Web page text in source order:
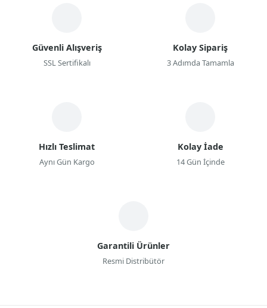
Güvenli Alışveriş
SSL Sertifikalı
Kolay Sipariş
3 Adımda Tamamla
Hızlı Teslimat
Aynı Gün Kargo
Kolay İade
14 Gün İçinde
Garantili Ürünler
Resmi Distribütör